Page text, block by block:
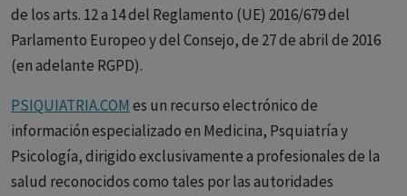
de los arts. 12 a 14 del Reglamento (UE) 2016/679 del
Parlamento Europeo y del Consejo, de 27 de abril de 2016
(en adelante RGPD).
PSIQUIATRIA.COM es un recurso electrónico de
información especializado en Medicina, Psquiatría y
Psicología, dirigido exclusivamente a profesionales de la
salud reconocidos como tales por las autoridades